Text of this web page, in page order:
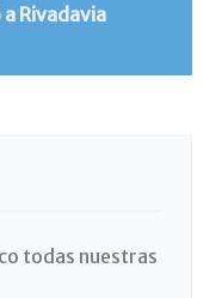
a Rivadavia
todas nuestras